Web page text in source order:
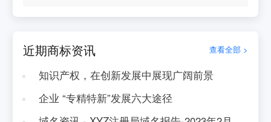
近期商标资讯 查看全部 >
知识产权，在创新发展中展现广阔前景
企业 “专精特新”发展六大途径